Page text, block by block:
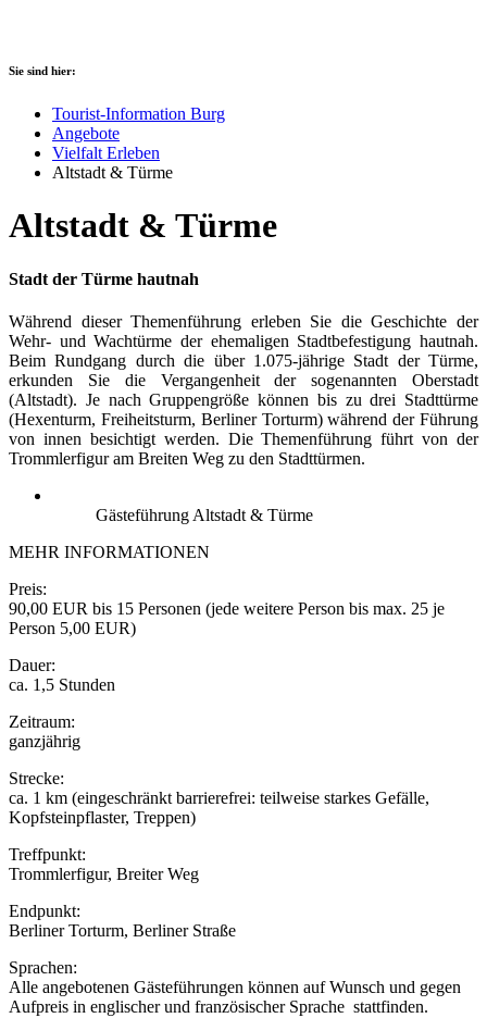
Sie sind hier:
Tourist-Information Burg
Angebote
Vielfalt Erleben
Altstadt & Türme
Altstadt & Türme
Stadt der Türme hautnah
Während dieser Themenführung erleben Sie die Geschichte der
Wehr- und Wachtürme der ehemaligen Stadtbefestigung hautnah.
Beim Rundgang durch die über 1.075-jährige Stadt der Türme,
erkunden Sie die Vergangenheit der sogenannten Oberstadt
(Altstadt). Je nach Gruppengröße können bis zu drei Stadttürme
(Hexenturm, Freiheitsturm, Berliner Torturm) während der Führung
von innen besichtigt werden. Die Themenführung führt von der
Trommlerfigur am Breiten Weg zu den Stadttürmen.
Gästeführung Altstadt & Türme
MEHR INFORMATIONEN
Preis:
90,00 EUR bis 15 Personen (jede weitere Person bis max. 25 je
Person 5,00 EUR)
Dauer:
ca. 1,5 Stunden
Zeitraum:
ganzjährig
Strecke:
ca. 1 km (eingeschränkt barrierefrei: teilweise starkes Gefälle,
Kopfsteinpflaster, Treppen)
Treffpunkt:
Trommlerfigur, Breiter Weg
Endpunkt:
Berliner Torturm, Berliner Straße
Sprachen:
Alle angebotenen Gästeführungen können auf Wunsch und gegen
Aufpreis in englischer und französischer Sprache stattfinden.